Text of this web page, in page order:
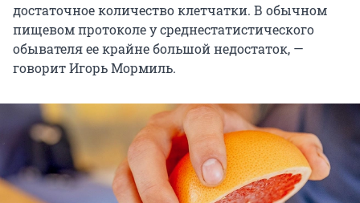
достаточное количество клетчатки. В обычном
пищевом протоколе у среднестатистического
обывателя ее крайне большой недостаток, —
говорит Игорь Мормиль.